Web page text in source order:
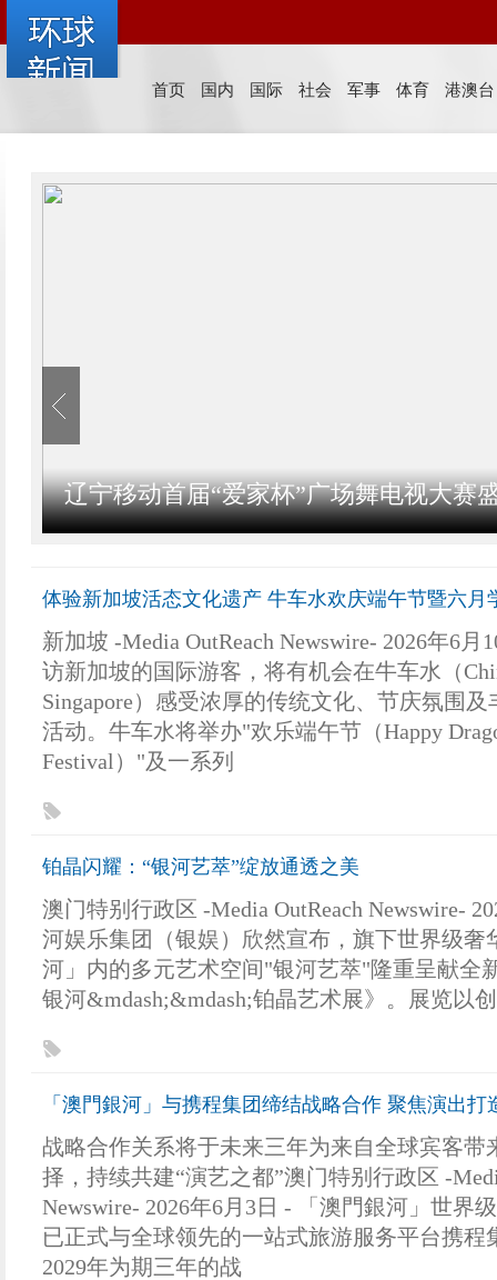
首页 国内 国际 社会 军事 体育 港澳台
辽宁移动首届“爱家杯”广场舞电视大赛
体验新加坡活态文化遗产 牛车水欢庆端午节暨六月
新加坡 -Media OutReach Newswire- 2026年6月
访新加坡的国际游客，将有机会在牛车水（
Singapore）感受浓厚的传统文化、节庆氛围
活动。牛车水将举办"欢乐端午节（Happy
Festival）"及一系列
铂晶闪耀：“银河艺萃”绽放通透之美
澳门特别行政区 -Media OutReach Newswire-
河娱乐集团（银娱）欣然宣布，旗下世界级奢
河」内的多元艺术空间"银河艺萃"隆重呈献全
银河&mdash;&mdash;铂晶艺术展》。展览以
「澳門銀河」与携程集团缔结战略合作 聚焦演出
战略合作关系将于未来三年为来自全球宾客带
择，持续共建“演艺之都”澳门特别行政区 -
Newswire- 2026年6月3日 - 「澳門銀河」世界
已正式与全球领先的一站式旅游服务平台携程
2029年为期三年的战